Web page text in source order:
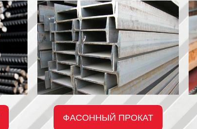
ФАСОННЫЙ ПРОКАТ